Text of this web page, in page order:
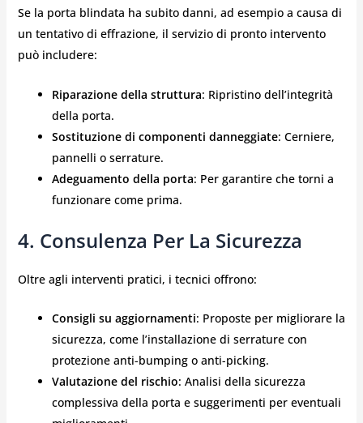
Se la porta blindata ha subito danni, ad esempio a causa di
un tentativo di effrazione, il servizio di pronto intervento
può includere:
Riparazione della struttura: Ripristino dell’integrità
della porta.
Sostituzione di componenti danneggiate: Cerniere,
pannelli o serrature.
Adeguamento della porta: Per garantire che torni a
funzionare come prima.
4. Consulenza Per La Sicurezza
Oltre agli interventi pratici, i tecnici offrono:
Consigli su aggiornamenti: Proposte per migliorare la
sicurezza, come l’installazione di serrature con
protezione anti-bumping o anti-picking.
Valutazione del rischio: Analisi della sicurezza
complessiva della porta e suggerimenti per eventuali